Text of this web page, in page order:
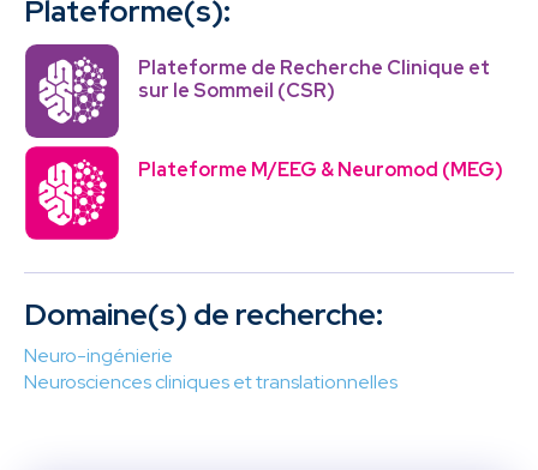
Plateforme(s):
Plateforme de Recherche Clinique et
sur le Sommeil (CSR)
Plateforme M/EEG & Neuromod (MEG)
Domaine(s) de recherche:
Neuro-ingénierie
Neurosciences cliniques et translationnelles